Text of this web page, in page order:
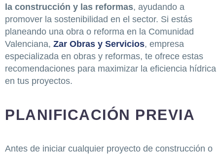
la construcción y las reformas, ayudando a
promover la sostenibilidad en el sector. Si estás
planeando una obra o reforma en la Comunidad
Valenciana, Zar Obras y Servicios, empresa
especializada en obras y reformas, te ofrece estas
recomendaciones para maximizar la eficiencia hídrica
en tus proyectos.
PLANIFICACIÓN PREVIA
Antes de iniciar cualquier proyecto de construcción o